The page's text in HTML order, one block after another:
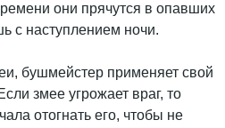
они прячутся в опавших
с наступлением ночи.
бушмейстер применяет свой
змее угрожает враг, то
отогнать его, чтобы не